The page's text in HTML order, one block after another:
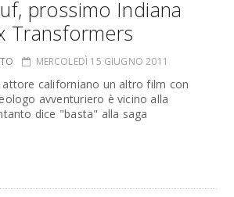
prossimo Indiana
Transformers
MERCOLEDÌ 15 GIUGNO 2011
attore californiano un altro film con
avventuriero è vicino alla
dice "basta" alla saga